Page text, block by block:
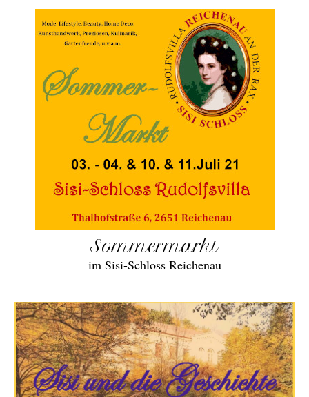
Sommermarkt
im Sisi-Schloss Reichenau